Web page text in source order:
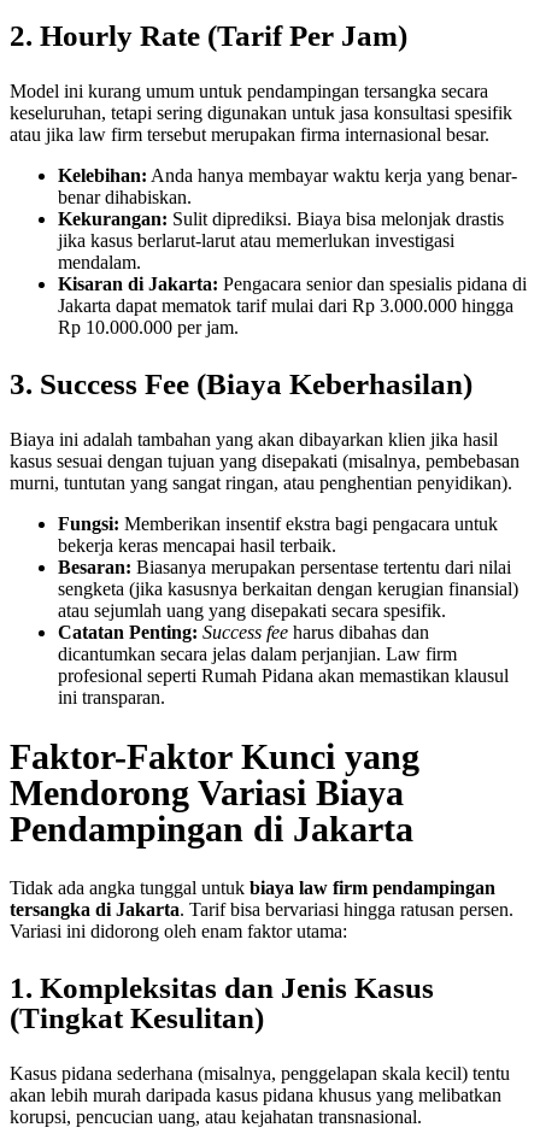
2. Hourly Rate (Tarif Per Jam)
Model ini kurang umum untuk pendampingan tersangka secara
keseluruhan, tetapi sering digunakan untuk jasa konsultasi spesifik
atau jika law firm tersebut merupakan firma internasional besar.
Kelebihan: Anda hanya membayar waktu kerja yang benar-
benar dihabiskan.
Kekurangan: Sulit diprediksi. Biaya bisa melonjak drastis
jika kasus berlarut-larut atau memerlukan investigasi
mendalam.
Kisaran di Jakarta: Pengacara senior dan spesialis pidana di
Jakarta dapat mematok tarif mulai dari Rp 3.000.000 hingga
Rp 10.000.000 per jam.
3. Success Fee (Biaya Keberhasilan)
Biaya ini adalah tambahan yang akan dibayarkan klien jika hasil
kasus sesuai dengan tujuan yang disepakati (misalnya, pembebasan
murni, tuntutan yang sangat ringan, atau penghentian penyidikan).
Fungsi: Memberikan insentif ekstra bagi pengacara untuk
bekerja keras mencapai hasil terbaik.
Besaran: Biasanya merupakan persentase tertentu dari nilai
sengketa (jika kasusnya berkaitan dengan kerugian finansial)
atau sejumlah uang yang disepakati secara spesifik.
Catatan Penting: Success fee harus dibahas dan
dicantumkan secara jelas dalam perjanjian. Law firm
profesional seperti Rumah Pidana akan memastikan klausul
ini transparan.
Faktor-Faktor Kunci yang
Mendorong Variasi Biaya
Pendampingan di Jakarta
Tidak ada angka tunggal untuk biaya law firm pendampingan
tersangka di Jakarta. Tarif bisa bervariasi hingga ratusan persen.
Variasi ini didorong oleh enam faktor utama:
1. Kompleksitas dan Jenis Kasus
(Tingkat Kesulitan)
Kasus pidana sederhana (misalnya, penggelapan skala kecil) tentu
akan lebih murah daripada kasus pidana khusus yang melibatkan
korupsi, pencucian uang, atau kejahatan transnasional.